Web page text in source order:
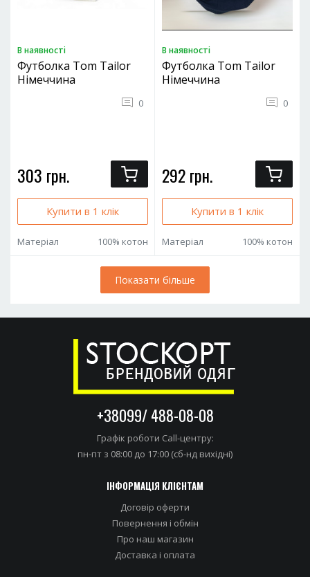
В наявностi
Футболка Tom Tailor
Німеччина
0
303 грн.
Купити в 1 клік
Матеріал 100% котон
В наявностi
Футболка Tom Tailor
Німеччина
0
292 грн.
Купити в 1 клік
Матеріал 100% котон
Показати бiльше
+38099/ 488-08-08
Графік роботи Call-центру:
пн-пт з 08:00 до 17:00 (сб-нд вихідні)
ІНФОРМАЦІЯ КЛІЄНТАМ
Договір оферти
Повернення і обмін
Про наш магазин
Доставка i оплата